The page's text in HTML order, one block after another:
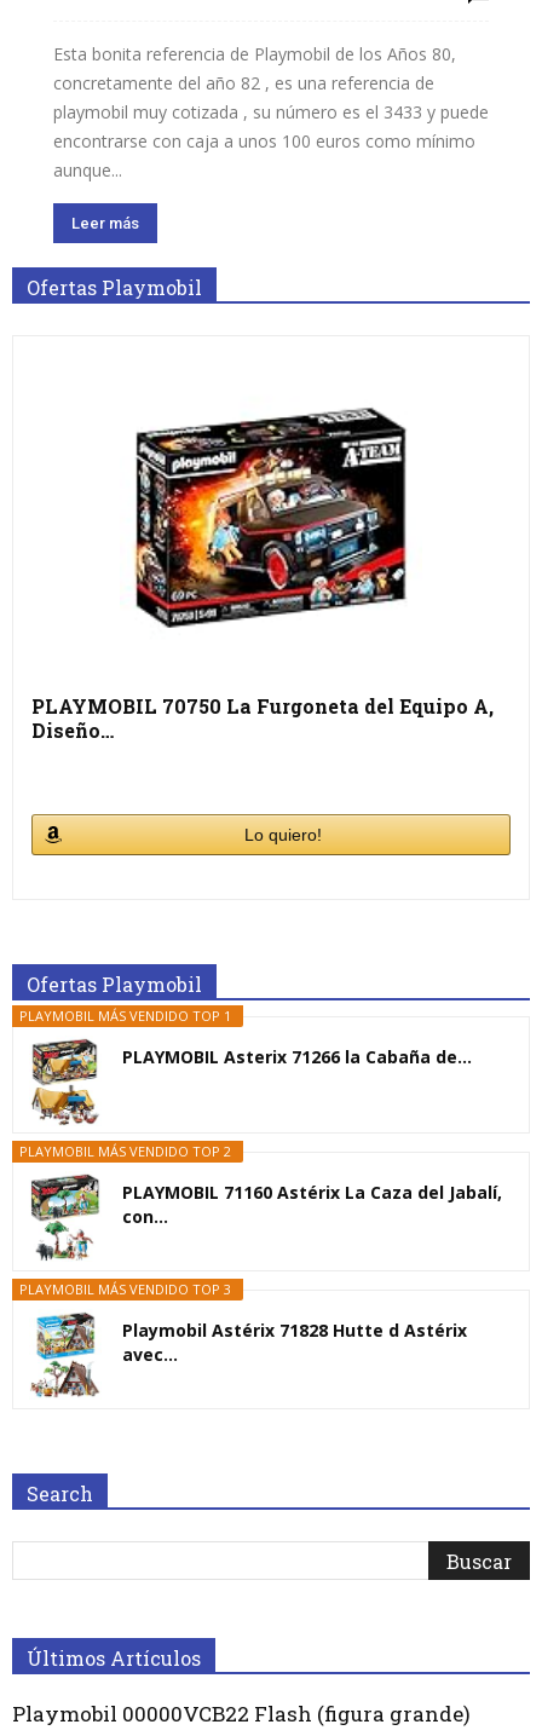
Esta bonita referencia de Playmobil de los Años 80,
concretamente del año 82 , es una referencia de
playmobil muy cotizada , su número es el 3433 y puede
encontrarse con caja a unos 100 euros como mínimo
aunque...
Leer más
Ofertas Playmobil
PLAYMOBIL 70750 La Furgoneta del Equipo A,
Diseño…
Lo quiero!
Ofertas Playmobil
PLAYMOBIL MÁS VENDIDO TOP 1
PLAYMOBIL Asterix 71266 la Cabaña de...
PLAYMOBIL MÁS VENDIDO TOP 2
PLAYMOBIL 71160 Astérix La Caza del Jabalí,
con...
PLAYMOBIL MÁS VENDIDO TOP 3
Playmobil Astérix 71828 Hutte d Astérix
avec...
Search
Últimos Artículos
Playmobil 00000VCB22 Flash (figura grande)